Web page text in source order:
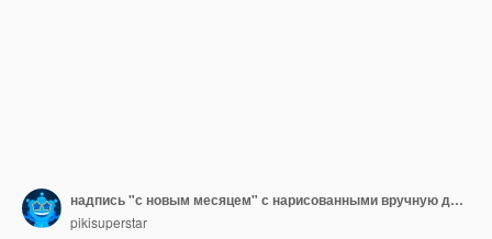
надпись "с новым месяцем" с нарисованными вручную деталями
pikisuperstar